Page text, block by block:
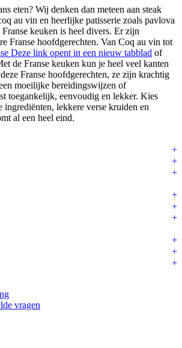
eten? Wij denken dan meteen aan steak
au vin en heerlijke patisserie zoals pavlova
keuken is heel divers. Er zijn
Franse hoofdgerechten. Van Coq au vin tot
Deze link opent in een nieuw tabblad of
de Franse keuken kun je heel veel kanten
Franse hoofdgerechten, ze zijn krachtig
moeilijke bereidingswijzen of
toegankelijk, eenvoudig en lekker. Kies
lekkere verse kruiden en
al een heel eind.
vragen